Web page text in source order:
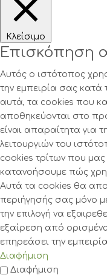
Κλείσιμο
Επισκόπηση
Αυτός ο ιστότοπος
την εμπειρία σας κατά
αυτά, τα cookies που
αποθηκεύονται στο
είναι απαραίτητα για
λειτουργιών του
cookies τρίτων που
κατανοήσουμε πώς
Αυτά τα cookies θα
περιήγησής σας μόνο
την επιλογή να
εξαίρεση από
επηρεάσει την
Διαφήμιση
Διαφήμιση